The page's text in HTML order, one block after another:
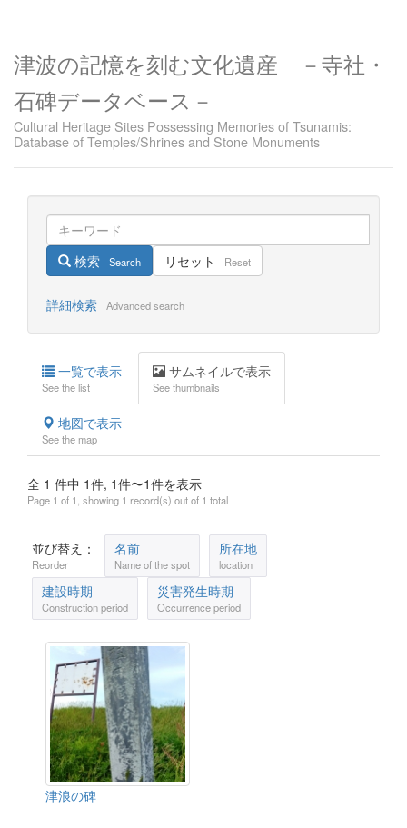
津波の記憶を刻む文化遺産 －寺社・
石碑データベース－
Cultural Heritage Sites Possessing Memories of Tsunamis:
Database of Temples/Shrines and Stone Monuments
検索 Search リセット Reset
詳細検索 Advanced search
一覧で表示
See the list
サムネイルで表示
See thumbnails
地図で表示
See the map
全 1 件中 1件, 1件〜1件を表示
Page 1 of 1, showing 1 record(s) out of 1 total
並び替え：
Reorder
名前
Name of the spot
所在地
location
建設時期
Construction period
災害発生時期
Occurrence period
津浪の碑